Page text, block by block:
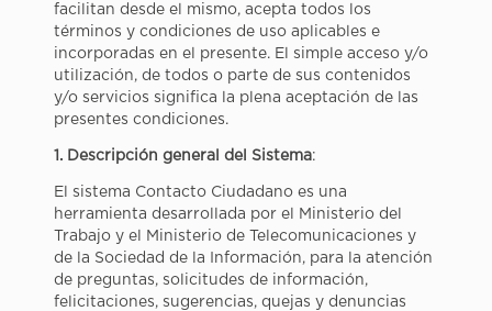
facilitan desde el mismo, acepta todos los
términos y condiciones de uso aplicables e
incorporadas en el presente. El simple acceso y/o
utilización, de todos o parte de sus contenidos
y/o servicios significa la plena aceptación de las
presentes condiciones.
1. Descripción general del Sistema:
El sistema Contacto Ciudadano es una
herramienta desarrollada por el Ministerio del
Trabajo y el Ministerio de Telecomunicaciones y
de la Sociedad de la Información, para la atención
de preguntas, solicitudes de información,
felicitaciones, sugerencias, quejas y denuncias